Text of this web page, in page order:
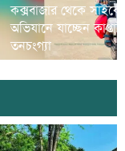
কক্সবাজার থেকে
অভিযানে যাচ্ছেন
তনচংগ্যা